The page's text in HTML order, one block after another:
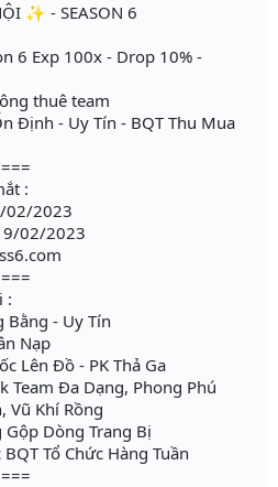
✨ - SEASON 6
6 Exp 100x - Drop 10% -
thuê team
Định - Uy Tín - BQT Thu Mua
:
02/2023
02/2023
:
Bằng - Uy Tín
Nạp
Lên Đồ - PK Thả Ga
Team Đa Dạng, Phong Phú
Vũ Khí Rồng
Dòng Trang Bị
Tổ Chức Hàng Tuần